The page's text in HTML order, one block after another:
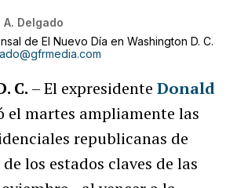
A. Delgado
de El Nuevo Día en Washington D. C.
C. – El expresidente Donald
el martes ampliamente las
republicanas de
los estados claves de las